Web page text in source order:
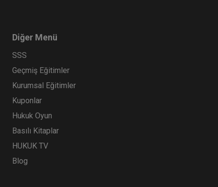
Diğer Menü
SSS
Geçmiş Eğitimler
Kurumsal Eğitimler
Kuponlar
Hukuk Oyun
Basılı Kitaplar
HUKUK TV
Blog